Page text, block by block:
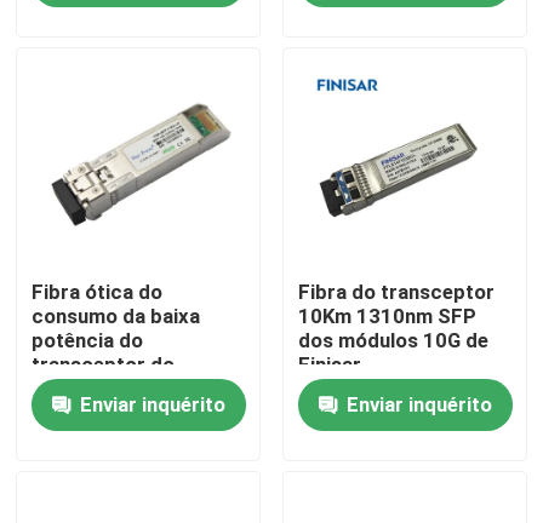
Excursão da fábrica
Controle da qualidade
Notícia
Produtos de IA da Nvidia
Fibra ótica do
consumo da baixa
potência do
transceptor do
módulo 1310nm
1.4KM de SFP 10Gbps
Enviar inquérito
Fibra do transceptor
10Km 1310nm SFP
dos módulos 10G de
Finisar
FTLX1471D3BCL
Enviar inquérito